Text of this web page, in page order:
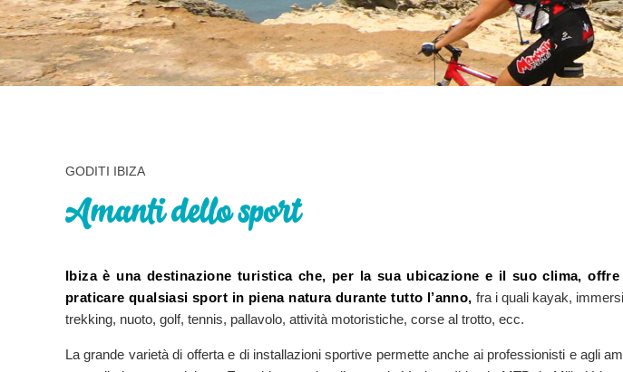
GODITI IBIZA
Amanti dello sport
Ibiza è una destinazione turistica che, per la sua ubicazione e il suo clima,
praticare qualsiasi sport in piena natura durante tutto l’anno, fra i quali kayak,
trekking, nuoto, golf, tennis, pallavolo, attività motoristiche, corse al trotto, ecc.
La grande varietà di offerta e di installazioni sportive permette anche ai professionisti e agli